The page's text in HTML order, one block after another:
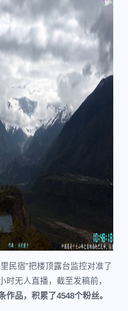
民宿”把楼顶露台监控对准了
时无人直播，截至发稿前，
作品，积累了4548个粉丝。